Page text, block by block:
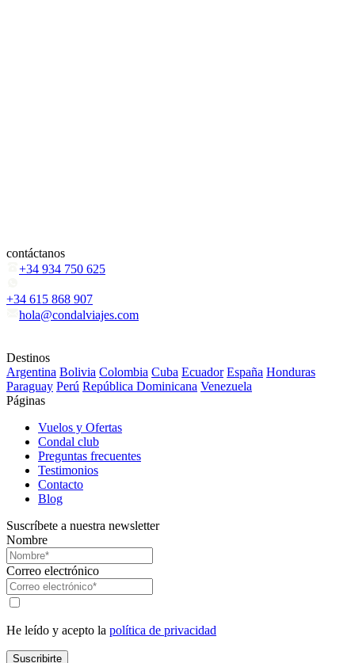
contáctanos
+34 934 750 625
+34 615 868 907
hola@condalviajes.com
Destinos
Argentina Bolivia Colombia Cuba Ecuador España Honduras
Paraguay Perú República Dominicana Venezuela
Páginas
Vuelos y Ofertas
Condal club
Preguntas frecuentes
Testimonios
Contacto
Blog
Suscríbete a nuestra newsletter
Nombre
Correo electrónico
He leído y acepto la política de privacidad
Suscribirte